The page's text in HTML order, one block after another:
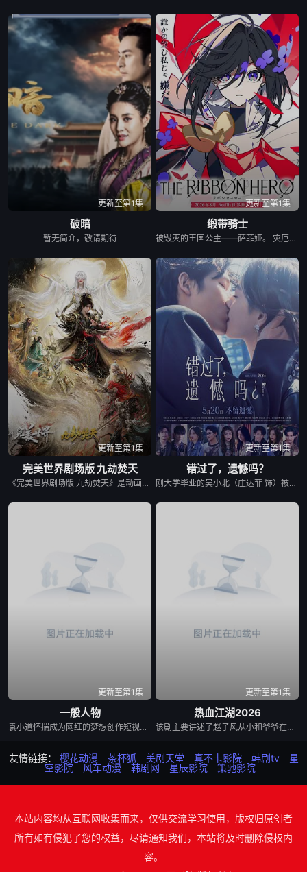
更新至第1集
破暗
暂无简介，敬请期待
更新至第1集
缎带骑士
被毁灭的王国公主——萨菲娅。 灾厄“内尔伽勒”夺走了她故乡希尔弗兰的一切，她在绝望的尽头，抵达了戈尔德兰。 她怀抱着过往，在人们的温柔相待中，开始觅得一丝微小的希望。 然而，仿佛是为了嘲弄这份平静的日常，灾厄“内尔伽勒”再度降临。 曾将故乡化为灰烬的绝望，如今又要夺走这片土地的光芒。 ——已经，不会再失去任何东西。也不会让任何人失去。 少女拂去悲伤的泪水，执剑而起。 这是一个系上缎带、决心反抗命运的，属于一位英雄的故事。
更新至第1集
完美世界剧场版 九劫焚天
《完美世界剧场版 九劫焚天》是动画《完美世界》的第二部剧场版作品。故事聚焦仙古纪元终极之战。 祖祭灵柳神挺身而出，率众寻求希望。荒天帝石昊以一滴真血化作分身，逆转时空降临仙古，在生死与共中寻求根除黑暗的终极之法。 黑暗大劫降下，仙古终章，悲壮奏响！
更新至第1集
错过了，遗憾吗？
刚大学毕业的吴小北（庄达菲 饰）被初恋男友李天昊（周澄奧 饰）断崖式分手后陷入无尽的情绪反扑。她沉溺于失恋的痛苦，闺蜜米亚（赵佳丽 饰）像救命的解药，一直陪在她身边。而后，她又阴差阳错先后与情场高手老崔（白客 饰）和热情小奶狗小李（敖子逸 饰）产生交际，邂逅了灵魂契合却很难走近的Crush王哲远（王安宇 饰）。
更新至第1集
一般人物
袁小道怀揣成为网红的梦想创作短视频，并与周小乙等人组建了“红透半边天”团队。然而团队在发展过程中遭遇了诸多矛盾与分歧，幸得神秘大叔助力。团队成功实现转型。随后成员单飞、网红“塌房”，大叔病倒，他们毅然放弃事业。大叔临终时为其引荐影视资源。
更新至第1集
热血江湖2026
该剧主要讲述了赵子风从小和爷爷在乡下习武，长大后从乡野来到大城市寻找自己的一处立足之地。在这样一个充满快节奏、充满利益的城市，子风十分迷茫，机缘巧合下这时候碰到了武馆继承人夏新颖，武官总被阿龙来捣乱，新颖被绑架后，子风一路追击营救。
友情链接： 樱花动漫 茶杯狐 美剧天堂 真不卡影院 韩剧tv
星
空影院
风车动漫 韩剧网 星辰影院 策驰影院
本站内容均从互联网收集而来，仅供交流学习使用，版权归原创者
所有如有侵犯了您的权益，尽请通知我们，本站将及时删除侵权内
容。